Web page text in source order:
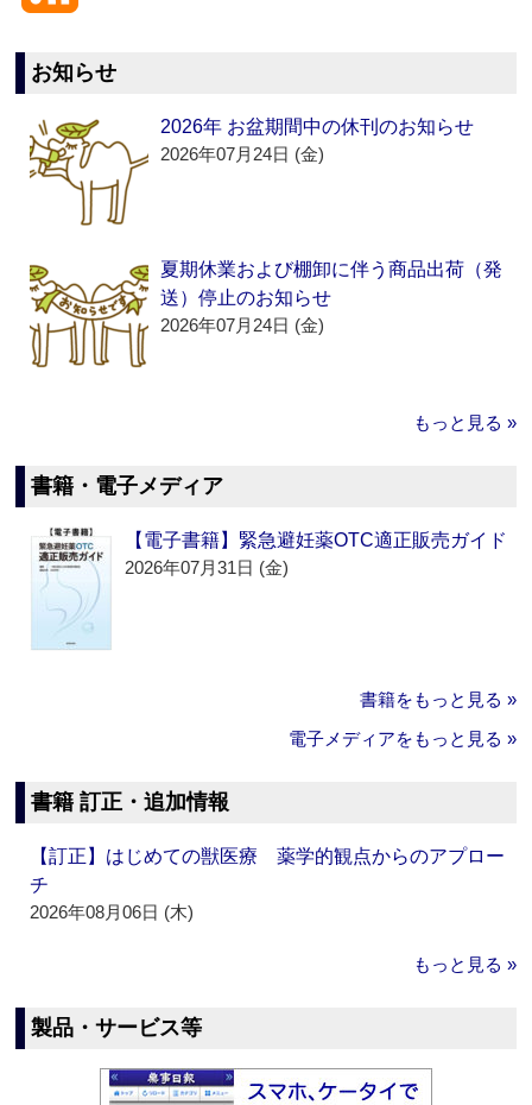
お知らせ
2026年 お盆期間中の休刊のお知らせ
2026年07月24日 (金)
夏期休業および棚卸に伴う商品出荷（発
送）停止のお知らせ
2026年07月24日 (金)
もっと見る »
書籍・電子メディア
【電子書籍】緊急避妊薬OTC適正販売ガイド
2026年07月31日 (金)
書籍をもっと見る »
電子メディアをもっと見る »
書籍 訂正・追加情報
【訂正】はじめての獣医療 薬学的観点からのアプロー
チ
2026年08月06日 (木)
もっと見る »
製品・サービス等